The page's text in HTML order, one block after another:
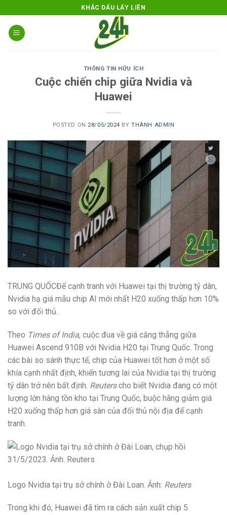
to
content
KHẮC DẤU LẤY LIỀN
THÔNG TIN HỮU ÍCH
Cuộc chiến chip giữa Nvidia và
Huawei
POSTED ON 28/05/2024 BYTHÀNH ADMIN
TRUNG QUỐCĐể cạnh tranh với Huawei tại thị trường tỷ dân,
Nvidia hạ giá mẫu chip AI mới nhất H20 xuống thấp hơn 10%
so với đối thủ.
Theo Times of India, cuộc đua về giá căng thẳng giữa
Huawei Ascend 910B với Nvidia H20 tại Trung Quốc. Trong
các bài so sánh thực tế, chip của Huawei tốt hơn ở một số
khía cạnh nhất định, khiến tương lai của Nvidia tại thị trường
tỷ dân trở nên bất định. Reuterscho biết Nvidia đang có một
lượng lớn hàng tồn kho tại Trung Quốc, buộc hãng giảm giá
H20 xuống thấp hơn giá sàn của đối thủ nội địa để cạnh
tranh.
Logo Nvidia tại trụ sở chính ở Đài Loan. Ảnh: Reuters
Trong khi đó, Huawei đã tìm ra cách sản xuất chip 5